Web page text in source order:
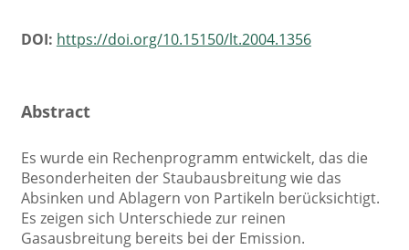
DOI: https://doi.org/10.15150/lt.2004.1356
Abstract
Es wurde ein Rechenprogramm entwickelt, das die
Besonderheiten der Staubausbreitung wie das
Absinken und Ablagern von Partikeln berücksichtigt.
Es zeigen sich Unterschiede zur reinen
Gasausbreitung bereits bei der Emission.